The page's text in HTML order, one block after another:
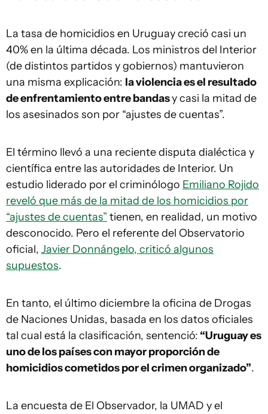
La tasa de homicidios en Uruguay creció casi un
40% en la última década. Los ministros del Interior
(de distintos partidos y gobiernos) mantuvieron
una misma explicación: la violencia es el resultado
de enfrentamiento entre bandasy casi la mitad de
los asesinados son por “ajustes de cuentas”.
El término llevó a una reciente disputa dialéctica y
científica entre las autoridades de Interior. Un
estudio liderado por el criminólogo Emiliano Rojido
reveló que más de la mitad de los homicidios por
“ajustes de cuentas” tienen, en realidad, un motivo
desconocido. Pero el referente del Observatorio
oficial, Javier Donnángelo, criticó algunos
supuestos.
En tanto, el último diciembre la oficina de Drogas
de Naciones Unidas, basada en los datos oficiales
tal cual está la clasificación, sentenció: “Uruguay es
uno de los países con mayor proporción de
homicidios cometidos por el crimen organizado”.
La encuesta de El Observador, la UMAD y el